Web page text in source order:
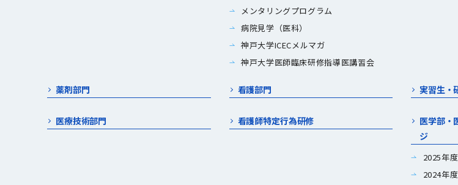
メンタリングプログラム
病院見学（医科）
神戸大学ICECメルマガ
神戸大学医師臨床研修指導医講習会
薬剤部門 看護部門 実習生・
医療技術部門 看護師特定行為研修
医学部・
ジ
2025年
2024年